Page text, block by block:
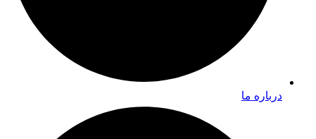
درباره ما